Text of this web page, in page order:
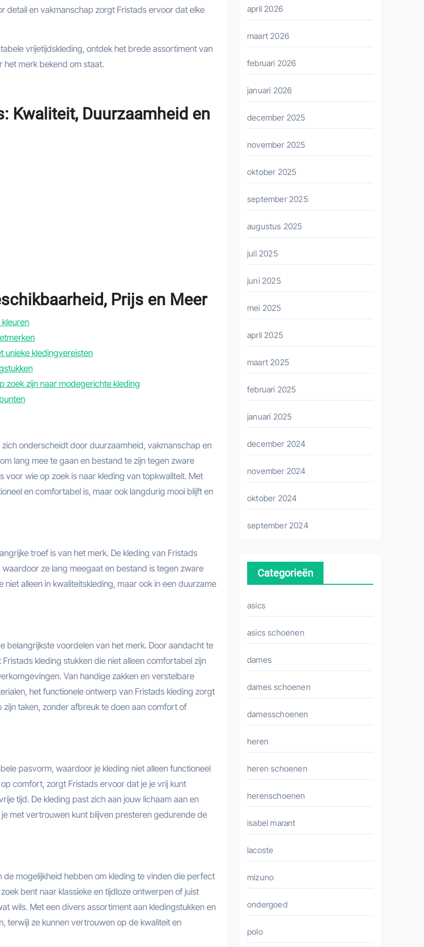
detail en vakmanschap zorgt Fristads ervoor dat elke
vrijetijdskleding, ontdek het brede assortiment van
het merk bekend om staat.
Kwaliteit, Duurzaamheid en
Prijs en Meer
unieke kledingvereisten
zoek zijn naar modegerichte kleding
onderscheidt door duurzaamheid, vakmanschap en
lang mee te gaan en bestand te zijn tegen zware
wie op zoek is naar kleding van topkwaliteit. Met
en comfortabel is, maar ook langdurig mooi blijft en
troef is van het merk. De kleding van Fristads
ze lang meegaat en bestand is tegen zware
alleen in kwaliteitskleding, maar ook in een duurzame
belangrijkste voordelen van het merk. Door aandacht te
kleding stukken die niet alleen comfortabel zijn
Van handige zakken en verstelbare
het functionele ontwerp van Fristads kleding zorgt
taken, zonder afbreuk te doen aan comfort of
pasvorm, waardoor je kleding niet alleen functioneel
comfort, zorgt Fristads ervoor dat je je vrij kunt
tijd. De kleding past zich aan jouw lichaam aan en
met vertrouwen kunt blijven presteren gedurende de
mogelijkheid hebben om kleding te vinden die perfect
bent naar klassieke en tijdloze ontwerpen of juist
wils. Met een divers assortiment aan kledingstukken en
terwijl ze kunnen vertrouwen op de kwaliteit en
april 2026
maart 2026
februari 2026
januari 2026
december 2025
november 2025
oktober 2025
september 2025
augustus 2025
juli 2025
juni 2025
mei 2025
april 2025
maart 2025
februari 2025
januari 2025
december 2024
november 2024
oktober 2024
september 2024
Categorieën
asics
asics schoenen
dames
dames schoenen
damesschoenen
heren
heren schoenen
herenschoenen
isabel marant
lacoste
mizuno
ondergoed
polo